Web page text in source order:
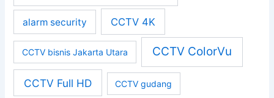
alarm security CCTV 4K
CCTV bisnis Jakarta Utara CCTV ColorVu
CCTV Full HD CCTV gudang